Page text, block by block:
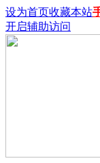
设为首页收藏本站
开启辅助访问